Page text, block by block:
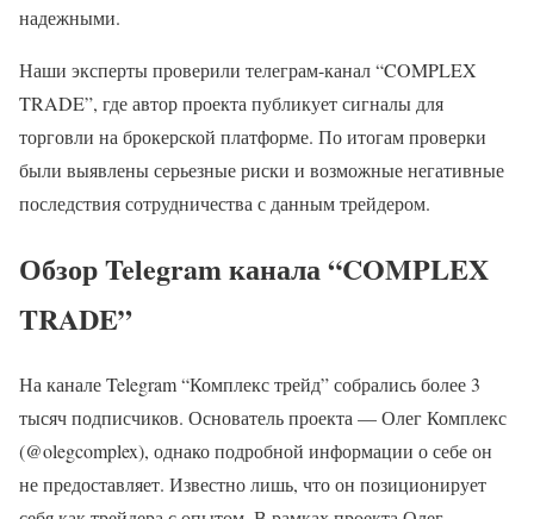
надежными.
Наши эксперты проверили телеграм-канал “COMPLEX
TRADE”, где автор проекта публикует сигналы для
торговли на брокерской платформе. По итогам проверки
были выявлены серьезные риски и возможные негативные
последствия сотрудничества с данным трейдером.
Обзор Telegram канала “COMPLEX
TRADE”
На канале Telegram “Комплекс трейд” собрались более 3
тысяч подписчиков. Основатель проекта — Олег Комплекс
(@olegcomplex), однако подробной информации о себе он
не предоставляет. Известно лишь, что он позиционирует